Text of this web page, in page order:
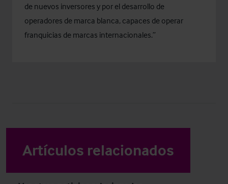
de nuevos inversores y por el desarrollo de
operadores de marca blanca, capaces de operar
franquicias de marcas internacionales.”
Artículos relacionados